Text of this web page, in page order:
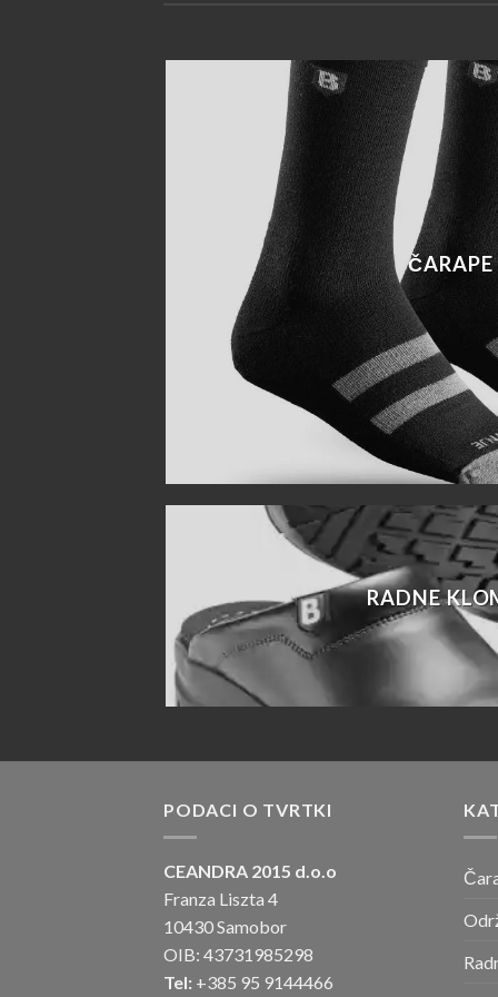
ČARAPE
RADNE
PODACI O TVRTKI
CEANDRA 2015 d.o.o
Franza Liszta 4
10430 Samobor
OIB: 43731985298
Tel: +385 95 9144466